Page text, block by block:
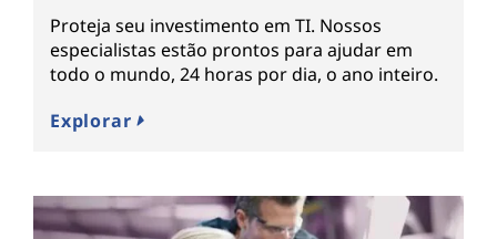
Proteja seu investimento em TI. Nossos
especialistas estão prontos para ajudar em
todo o mundo, 24 horas por dia, o ano inteiro.
Explorar